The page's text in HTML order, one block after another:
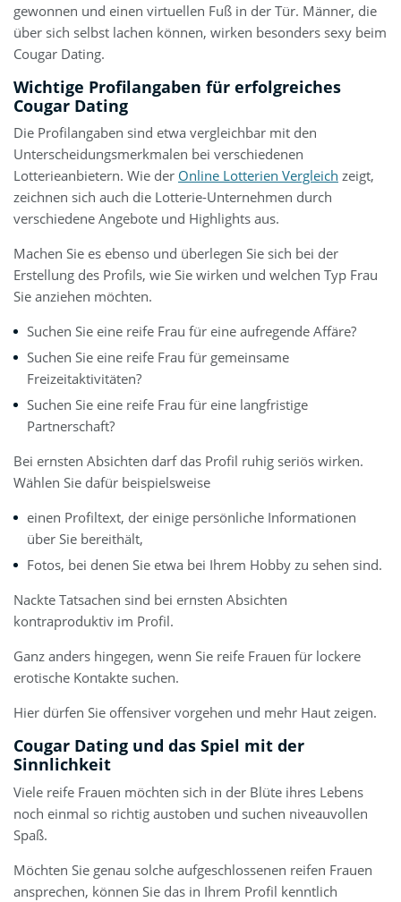
gewonnen und einen virtuellen Fuß in der Tür. Männer, die
über sich selbst lachen können, wirken besonders sexy beim
Cougar Dating.
Wichtige Profilangaben für erfolgreiches
Cougar Dating
Die Profilangaben sind etwa vergleichbar mit den
Unterscheidungsmerkmalen bei verschiedenen
Lotterieanbietern. Wie der Online Lotterien Vergleich zeigt,
zeichnen sich auch die Lotterie-Unternehmen durch
verschiedene Angebote und Highlights aus.
Machen Sie es ebenso und überlegen Sie sich bei der
Erstellung des Profils, wie Sie wirken und welchen Typ Frau
Sie anziehen möchten.
Suchen Sie eine reife Frau für eine aufregende Affäre?
Suchen Sie eine reife Frau für gemeinsame
Freizeitaktivitäten?
Suchen Sie eine reife Frau für eine langfristige
Partnerschaft?
Bei ernsten Absichten darf das Profil ruhig seriös wirken.
Wählen Sie dafür beispielsweise
einen Profiltext, der einige persönliche Informationen
über Sie bereithält,
Fotos, bei denen Sie etwa bei Ihrem Hobby zu sehen sind.
Nackte Tatsachen sind bei ernsten Absichten
kontraproduktiv im Profil.
Ganz anders hingegen, wenn Sie reife Frauen für lockere
erotische Kontakte suchen.
Hier dürfen Sie offensiver vorgehen und mehr Haut zeigen.
Cougar Dating und das Spiel mit der
Sinnlichkeit
Viele reife Frauen möchten sich in der Blüte ihres Lebens
noch einmal so richtig austoben und suchen niveauvollen
Spaß.
Möchten Sie genau solche aufgeschlossenen reifen Frauen
ansprechen, können Sie das in Ihrem Profil kenntlich